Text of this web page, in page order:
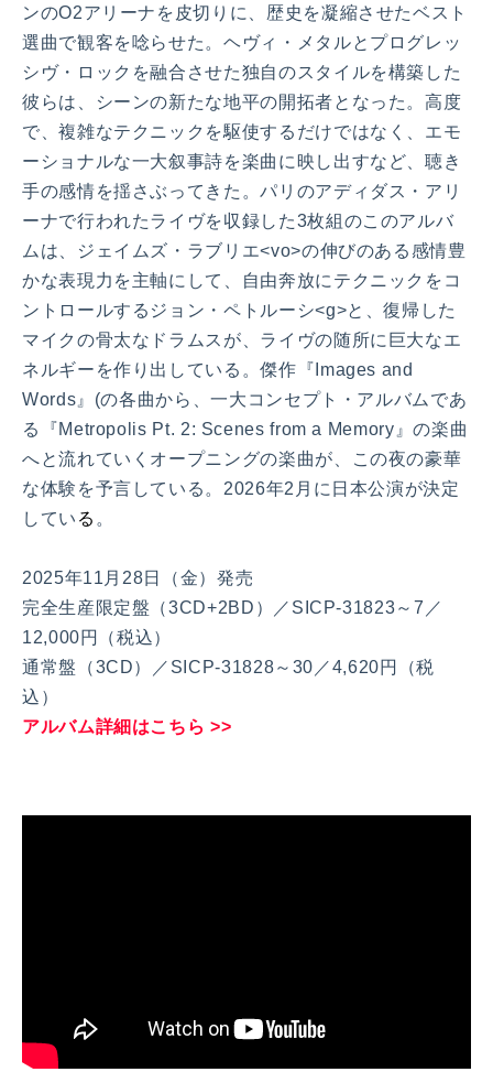
ンのO2アリーナを皮切りに、歴史を凝縮させたベスト
選曲で観客を唸らせた。ヘヴィ・メタルとプログレッ
シヴ・ロックを融合させた独自のスタイルを構築した
彼らは、シーンの新たな地平の開拓者となった。高度
で、複雑なテクニックを駆使するだけではなく、エモ
ーショナルな一大叙事詩を楽曲に映し出すなど、聴き
手の感情を揺さぶってきた。パリのアディダス・アリ
ーナで行われたライヴを収録した3枚組のこのアルバ
ムは、ジェイムズ・ラブリエ<vo>の伸びのある感情豊
かな表現力を主軸にして、自由奔放にテクニックをコ
ントロールするジョン・ペトルーシ<g>と、復帰した
マイクの骨太なドラムスが、ライヴの随所に巨大なエ
ネルギーを作り出している。傑作『Images and
Words』(の各曲から、一大コンセプト・アルバムであ
る『Metropolis Pt. 2: Scenes from a Memory』の楽曲
へと流れていくオープニングの楽曲が、この夜の豪華
な体験を予言している。2026年2月に日本公演が決定
してい る 。
2025年11月28日（金）発売
完全生産限定盤（3CD+2BD）／SICP-31823～7／
12,000円（税込）
通常盤（3CD）／SICP-31828～30／4,620円（税
込）
アルバム詳細はこちら >>